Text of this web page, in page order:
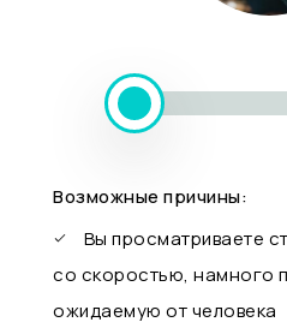
Возможные причины:
Вы просматриваете
со скоростью, намного
ожидаемую от человека